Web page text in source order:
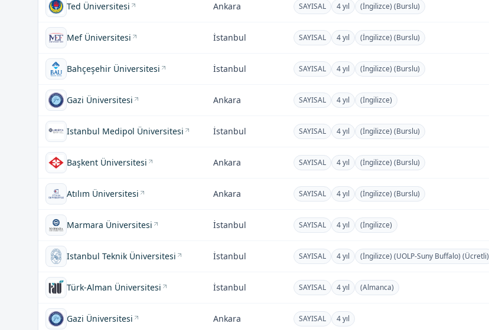
Ted Üniversitesi Ankara SAYISAL 4 yıl (İngilizce) (Burslu)
Mef Üniversitesi İstanbul SAYISAL 4 yıl (İngilizce) (Burslu)
Bahçeşehir Üniversitesi İstanbul SAYISAL 4 yıl (İngilizce) (Burslu)
Gazi Üniversitesi Ankara SAYISAL 4 yıl (İngilizce)
Istanbul Medipol Üniversitesi İstanbul SAYISAL 4 yıl (İngilizce) (Burslu)
Başkent Üniversitesi Ankara SAYISAL 4 yıl (İngilizce) (Burslu)
Atılım Üniversitesi Ankara SAYISAL 4 yıl (İngilizce) (Burslu)
Marmara Üniversitesi İstanbul SAYISAL 4 yıl (İngilizce)
Istanbul Teknik Üniversitesi İstanbul SAYISAL 4 yıl (İngilizce) (UOLP-Suny Buffalo) (Ücretli)
Türk-Alman Üniversitesi İstanbul SAYISAL 4 yıl (Almanca)
Gazi Üniversitesi Ankara SAYISAL 4 yıl